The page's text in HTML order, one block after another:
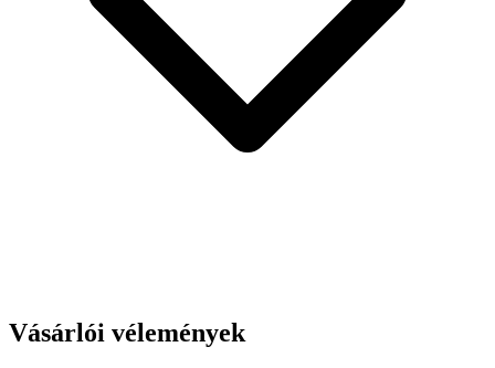
Vásárlói vélemények